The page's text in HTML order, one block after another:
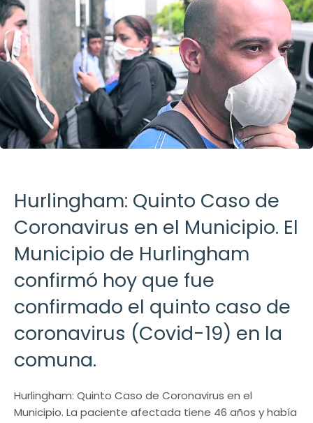
Hurlingham: Quinto Caso de
Coronavirus en el Municipio. El
Municipio de Hurlingham
confirmó hoy que fue
confirmado el quinto caso de
coronavirus (Covid-19) en la
comuna.
Hurlingham: Quinto Caso de Coronavirus en el
Municipio. La paciente afectada tiene 46 años y había